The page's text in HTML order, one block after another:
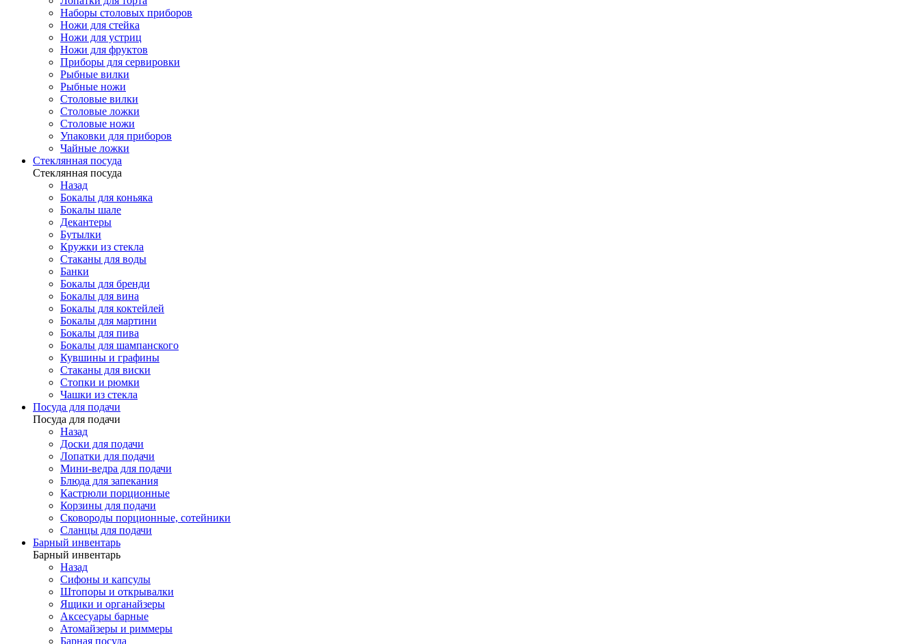
Наборы столовых приборов
Ножи для стейка
Ножи для устриц
Ножи для фруктов
Приборы для сервировки
Рыбные вилки
Рыбные ножи
Столовые вилки
Столовые ложки
Столовые ножи
Упаковки для приборов
Чайные ложки
Стеклянная посуда
Стеклянная посуда
Назад
Бокалы для коньяка
Бокалы шале
Декантеры
Бутылки
Кружки из стекла
Стаканы для воды
Банки
Бокалы для бренди
Бокалы для вина
Бокалы для коктейлей
Бокалы для мартини
Бокалы для пива
Бокалы для шампанского
Кувшины и графины
Стаканы для виски
Стопки и рюмки
Чашки из стекла
Посуда для подачи
Посуда для подачи
Назад
Доски для подачи
Лопатки для подачи
Мини-ведра для подачи
Блюда для запекания
Кастрюли порционные
Корзины для подачи
Сковороды порционные, сотейники
Сланцы для подачи
Барный инвентарь
Барный инвентарь
Назад
Сифоны и капсулы
Штопоры и открывалки
Ящики и органайзеры
Аксесуары барные
Атомайзеры и риммеры
Барная посуда